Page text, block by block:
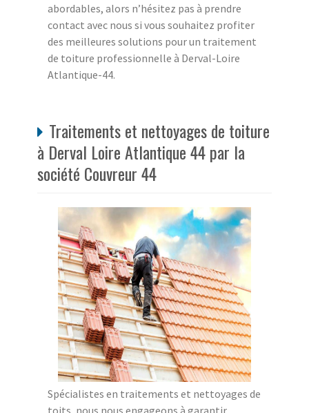
abordables, alors n’hésitez pas à prendre
contact avec nous si vous souhaitez profiter
des meilleures solutions pour un traitement
de toiture professionnelle à Derval-Loire
Atlantique-44.
Traitements et nettoyages de toiture
à Derval Loire Atlantique 44 par la
société Couvreur 44
Spécialistes en traitements et nettoyages de